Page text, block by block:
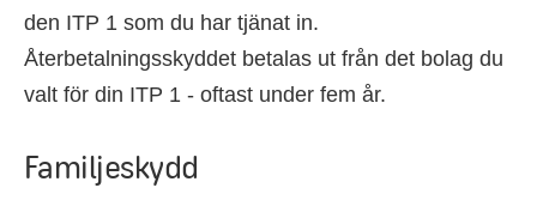
den ITP 1 som du har tjänat in.
Återbetalningsskyddet betalas ut från det bolag du
valt för din ITP 1 - oftast under fem år.
Familjeskydd